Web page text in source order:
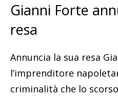
Gianni Forte
resa
Annuncia la sua resa
l’imprenditore
criminalità che lo